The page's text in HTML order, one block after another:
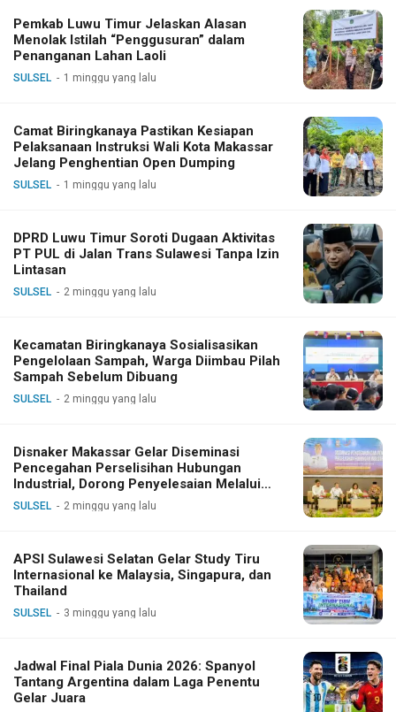
Pemkab Luwu Timur Jelaskan Alasan
Menolak Istilah “Penggusuran” dalam
Penanganan Lahan Laoli
SULSEL 1 minggu yang lalu
Camat Biringkanaya Pastikan Kesiapan
Pelaksanaan Instruksi Wali Kota Makassar
Jelang Penghentian Open Dumping
SULSEL 1 minggu yang lalu
DPRD Luwu Timur Soroti Dugaan Aktivitas
PT PUL di Jalan Trans Sulawesi Tanpa Izin
Lintasan
SULSEL 2 minggu yang lalu
Kecamatan Biringkanaya Sosialisasikan
Pengelolaan Sampah, Warga Diimbau Pilah
Sampah Sebelum Dibuang
SULSEL 2 minggu yang lalu
Disnaker Makassar Gelar Diseminasi
Pencegahan Perselisihan Hubungan
Industrial, Dorong Penyelesaian Melalui
Dialog
SULSEL 2 minggu yang lalu
APSI Sulawesi Selatan Gelar Study Tiru
Internasional ke Malaysia, Singapura, dan
Thailand
SULSEL 3 minggu yang lalu
Jadwal Final Piala Dunia 2026: Spanyol
Tantang Argentina dalam Laga Penentu
Gelar Juara